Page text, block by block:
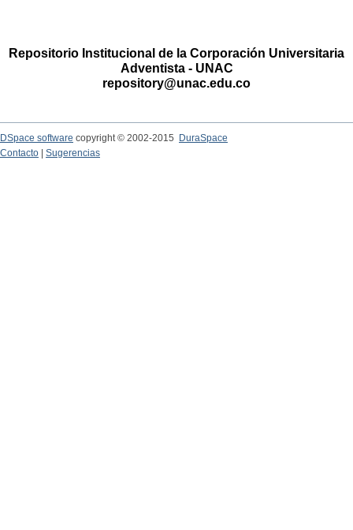
Repositorio Institucional de la Corporación Universitaria
Adventista - UNAC
repository@unac.edu.co
DSpace software copyright © 2002-2015
DuraSpace
Contacto
Sugerencias